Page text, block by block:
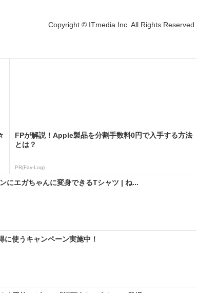
Copyright © ITmedia Inc. All Rights Reserved.
FPが解説！Apple製品を分割手数料0円で入手する方法
とは？
PR(Fav-Log)
エガちゃんに変身できるTシャツ | ね...
使うキャンペーン実施中！